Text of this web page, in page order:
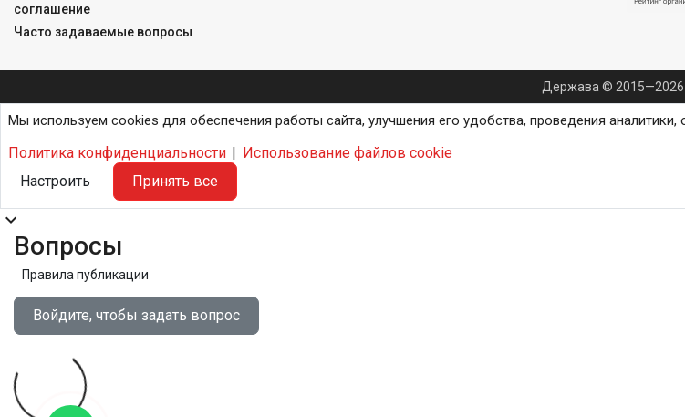
соглашение
Часто задаваемые вопросы
Держава © 2015—2026
Мы используем cookies для обеспечения работы сайта, улучшения его удобства, проведения
Политика конфиденциальности | Использование файлов cookie
Настроить
Принять все
expand_more
Вопросы
Правила публикации
Войдите, чтобы задать вопрос